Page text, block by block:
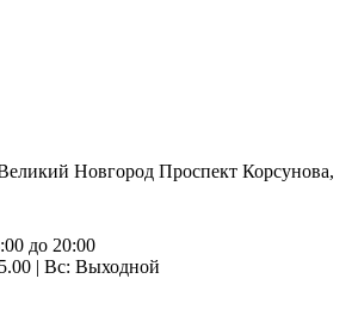
Новгород Проспект Корсунова,
до 20:00
| Вс: Выходной